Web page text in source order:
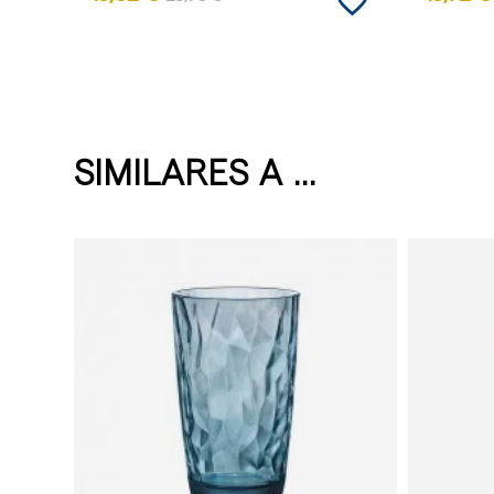
SIMILARES A ...